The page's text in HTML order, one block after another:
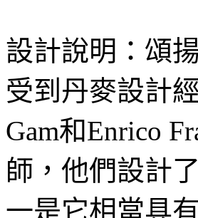
設計說明：頌
受到丹麥設計
Gam和Enrico
師，他們設計
一是它相當具